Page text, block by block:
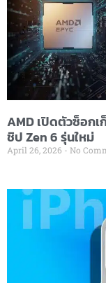
AMD เปิดตัวซ็อกเ
ชิป Zen 6 รุ่นใหม่
April 26, 2026 No